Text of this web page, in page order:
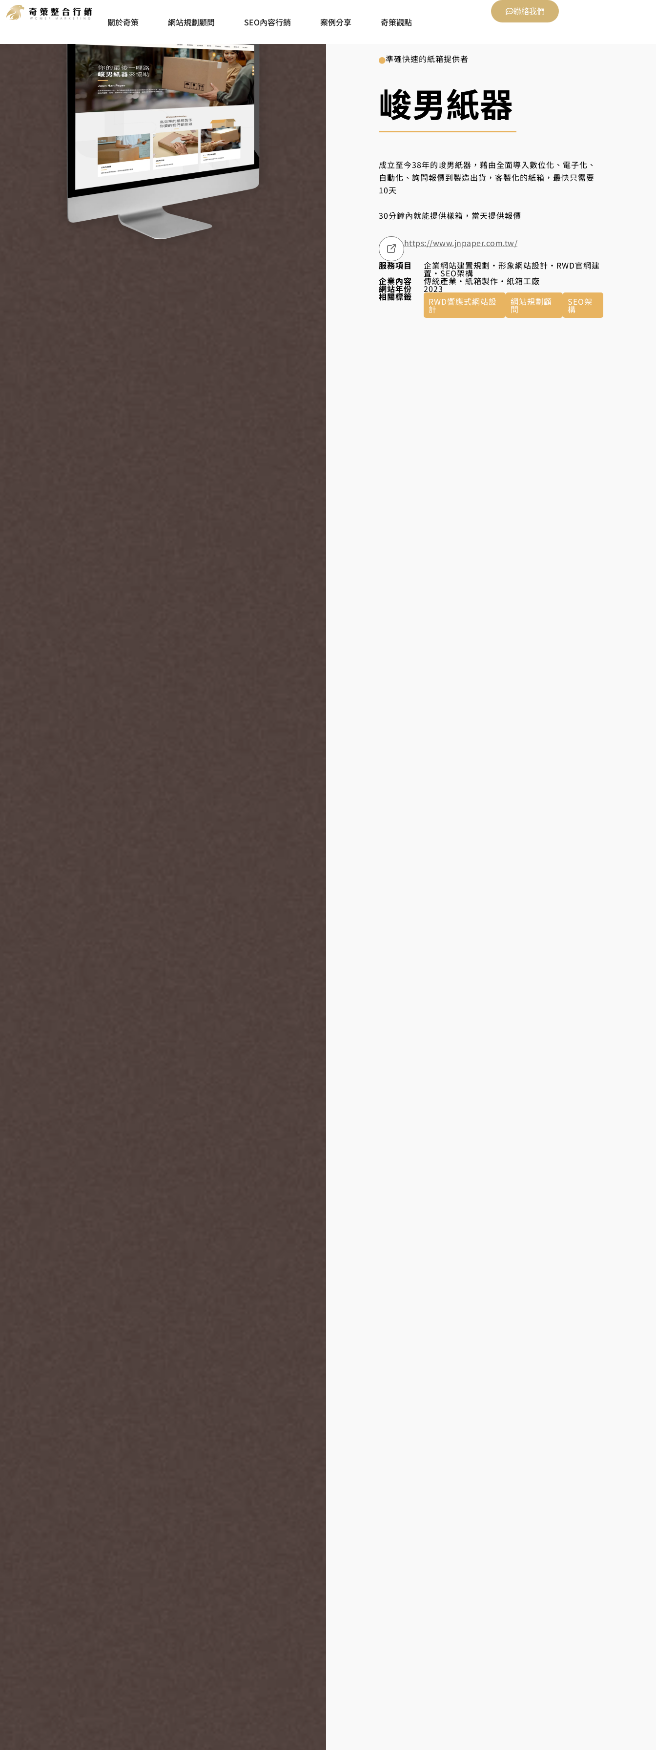
關於奇策 網站規劃顧問 SEO內容行銷 案例分享 奇策觀點
聯絡我們
準確快速的紙箱提供者
峻男紙器
成立至今38年的峻男紙器，藉由全面導入數位化、電子化、
自動化、詢問報價到製造出貨，客製化的紙箱，最快只需要
10天
30分鐘內就能提供樣箱，當天提供報價
https://www.jnpaper.com.tw/
服務項目
企業網站建置規劃‧形象網站設計‧RWD官網建
置‧SEO架構
企業內容 傳統產業‧紙箱製作‧紙箱工廠
網站年份 2023
相關標籤 RWD響應式網站設
計
網站規劃顧
問
SEO架
構